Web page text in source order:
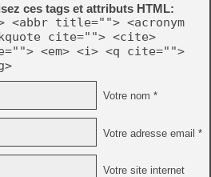
ces tags et attributs HTML:
title=""> <acronym
cite=""> <cite>
<em> <i> <q cite="">
Votre nom *
Votre adresse email *
Votre site internet